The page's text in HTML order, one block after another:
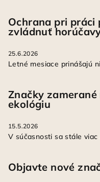
Ochrana pri práci
zvládnuť
25.6.2026
Letné mesiace prinášajú
Značky
ekológiu
15.5.2026
V súčasnosti sa stále viac
Objavte nové